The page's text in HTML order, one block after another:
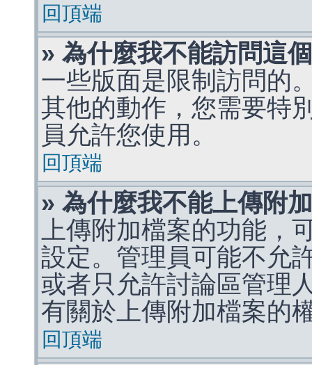
回頂端
» 為什麼我不能訪問這
一些版面是限制訪問的
其他的動作，您需要特
員允許您使用。
回頂端
» 為什麼我不能上傳附
上傳附加檔案的功能，
設定。管理員可能不允
或者只允許討論區管理
有關於上傳附加檔案的
回頂端